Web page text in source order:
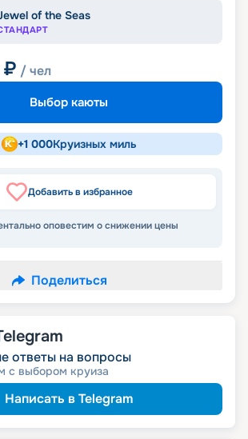
of the Seas
₽ / чел
Выбор каюты
+1 000Круизных миль
Добавить в избранное
оповестим о снижении цены
Поделиться
ответы на вопросы
с выбором круиза
Написать в Telegram